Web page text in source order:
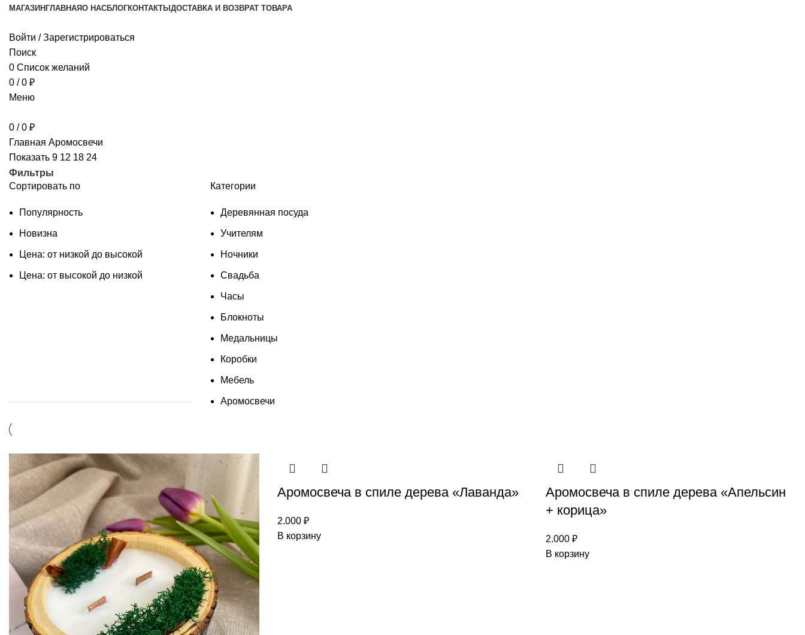
МАГАЗИН ГЛАВНАЯО НАСБЛОГКОНТАКТЫ ДОСТАВКА И ВОЗВРАТ ТОВАРА
Войти / Зарегистрироваться
Поиск
0 Список желаний
0 / 0 ₽
Меню
0 / 0 ₽
Главная Аромосвечи
Показать 9 12 18 24
Фильтры
Сортировать по
Популярность
Новизна
Цена: от низкой до высокой
Цена: от высокой до низкой
Категории
Деревянная посуда
Учителям
Ночники
Свадьба
Часы
Блокноты
Медальницы
Коробки
Мебель
Аромосвечи
Аромосвеча в спиле дерева «Лаванда»
2.000 ₽
В корзину
Аромосвеча в спиле дерева «Апельсин
+ корица»
2.000 ₽
В корзину